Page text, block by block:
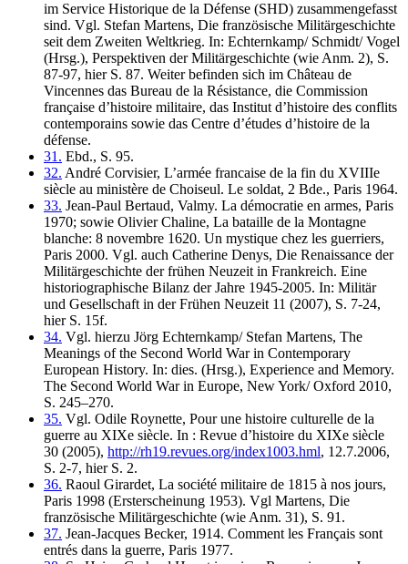
im Service Historique de la Défense (SHD) zusammengefasst
sind. Vgl. Stefan Martens, Die französische Militärgeschichte
seit dem Zweiten Weltkrieg. In: Echternkamp/ Schmidt/ Vogel
(Hrsg.), Perspektiven der Militärgeschichte (wie Anm. 2), S.
87-97, hier S. 87. Weiter befinden sich im Château de
Vincennes das Bureau de la Résistance, die Commission
française d’histoire militaire, das Institut d’histoire des conflits
contemporains sowie das Centre d’études d’histoire de la
défense.
31. Ebd., S. 95.
32. André Corvisier, L’armée francaise de la fin du XVIIIe
siècle au ministère de Choiseul. Le soldat, 2 Bde., Paris 1964.
33. Jean-Paul Bertaud, Valmy. La démocratie en armes, Paris
1970; sowie Olivier Chaline, La bataille de la Montagne
blanche: 8 novembre 1620. Un mystique chez les guerriers,
Paris 2000. Vgl. auch Catherine Denys, Die Renaissance der
Militärgeschichte der frühen Neuzeit in Frankreich. Eine
historiographische Bilanz der Jahre 1945-2005. In: Militär
und Gesellschaft in der Frühen Neuzeit 11 (2007), S. 7-24,
hier S. 15f.
34. Vgl. hierzu Jörg Echternkamp/ Stefan Martens, The
Meanings of the Second World War in Contemporary
European History. In: dies. (Hrsg.), Experience and Memory.
The Second World War in Europe, New York/ Oxford 2010,
S. 245–270.
35. Vgl. Odile Roynette, Pour une histoire culturelle de la
guerre au XIXe siècle. In : Revue d’histoire du XIXe siècle
30 (2005), http://rh19.revues.org/index1003.hml, 12.7.2006,
S. 2-7, hier S. 2.
36. Raoul Girardet, La société militaire de 1815 à nos jours,
Paris 1998 (Ersterscheinung 1953). Vgl Martens, Die
französische Militärgeschichte (wie Anm. 31), S. 91.
37. Jean-Jacques Becker, 1914. Comment les Français sont
entrés dans la guerre, Paris 1977.